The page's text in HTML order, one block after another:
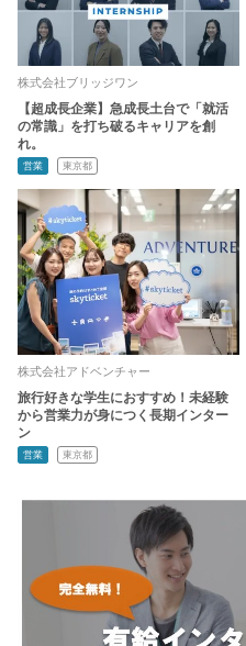
株式会社ブリッジワン
【超成長企業】急成長土台で「就活
の常識」を打ち破るキャリアを創
れ。
営業 東京都
株式会社アドベンチャー
旅行好きな学生におすすめ！未経験
から営業力が身につく長期インター
ン
営業 東京都